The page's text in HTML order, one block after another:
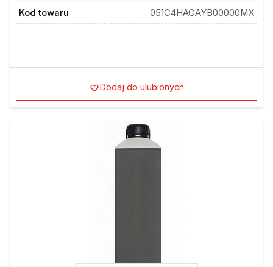
Kod towaru
051C4HAGAYB00000MX
Dodaj do ulubionych